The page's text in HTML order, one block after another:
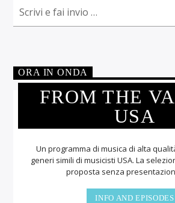
ORA IN ONDA
FROM THE
USA
Un programma di musica di alta
generi simili di musicisti USA. La selezione musicale viene
INFO AND EPISODES